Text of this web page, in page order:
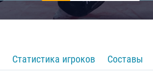
Статистика игроков Составы